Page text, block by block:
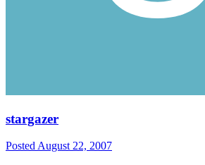
stargazer
Posted August 22, 2007